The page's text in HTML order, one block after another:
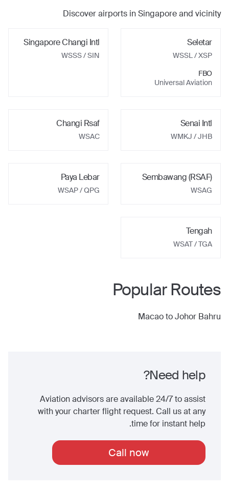
Discover airports inSingaporeand vicinity
Seletar
WSSL/ XSP
FBO
Universal Aviation
Singapore Changi Intl
WSSS/ SIN
Senai Intl
WMKJ / JHB
Changi Rsaf
WSAC
Sembawang (RSAF)
WSAG
Paya Lebar
WSAP/ QPG
Tengah
WSAT/ TGA
Popular Routes
MacaotoJohor Bahru
Need help?
Aviation advisors are available 24/7 to assist
with your charter flight request. Call us at any
time for instant help.
Call now